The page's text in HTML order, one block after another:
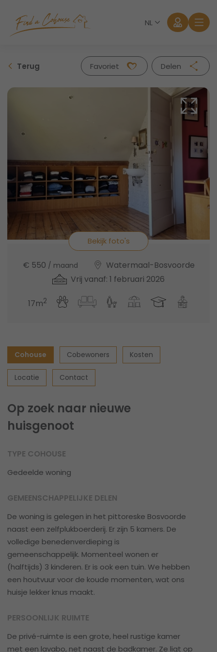
NL
Wachtwoord vergeten?
Terug Favoriet
Delen
Facebook
Twitter
Whatsapp
Bekijk foto's
€ 550 / maand
Watermaal-Bosvoorde
Vrij vanaf: 1 februari 2026
17m2
Cohouse Cobewoners Kosten
Locatie Contact
Op zoek naar nieuwe
huisgenoot
TYPE COHOUSE
Gedeelde woning
GEMEENSCHAPPELIJKE DELEN
De woning is gelegen in het pittoreske Bosvoorde
naast een zelfplukboerderij. Er zijn 5 kamers. De
volledige benedenverdieping is
gemeenschappelijk. Momenteel wonen er
(halftijds) 3 kinderen. Er is ook een tuin. We hebben
een houtvuur voor de koude momenten, wat ons
huisje lekker knus maakt.
PERSOONLIJK RUIMTE
De privé-ruimte is een grote, heel rustige kamer
met een lavabo, net naast de badkamer. Ze ligt op